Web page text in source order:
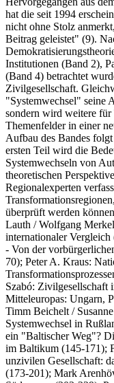
hat die seit 1994
nicht ohne Stolz
Beitrag geleistet" (9).
Institutionen (Band 2),
(Band 4) betrachtet
Zivilgesellschaft.
"Systemwechsel" seine
sondern wird weitere für
Themenfelder in einer
Aufbau des Bandes
ersten Teil wird die
Systemwechseln von
theoretischen
Regionalexperten
überprüft werden
Lauth / Wolfgang
internationaler
- Von der
70); Peter A. Kraus:
Szabó: Zivilgesellschaft
Mitteleuropas: Ungarn,
Timm Beichelt /
Systemwechsel in
ein "Baltischer Weg"?
im Baltikum (145-171);
unzivilen Gesellschaft:
(173-201); Mark